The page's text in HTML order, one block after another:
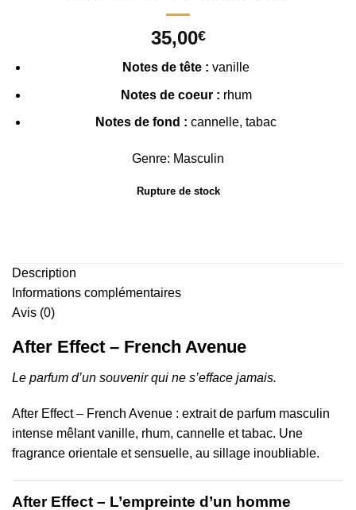
35,00€
Notes de tête : vanille
Notes de coeur : rhum
Notes de fond : cannelle, tabac
Genre: Masculin
Rupture de stock
Description
Informations complémentaires
Avis (0)
After Effect – French Avenue
Le parfum d’un souvenir qui ne s’efface jamais.
After Effect – French Avenue : extrait de parfum masculin
intense mêlant vanille, rhum, cannelle et tabac. Une
fragrance orientale et sensuelle, au sillage inoubliable.
After Effect – L’empreinte d’un homme